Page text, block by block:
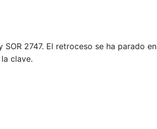
2747. El retroceso se ha parado en
clave.